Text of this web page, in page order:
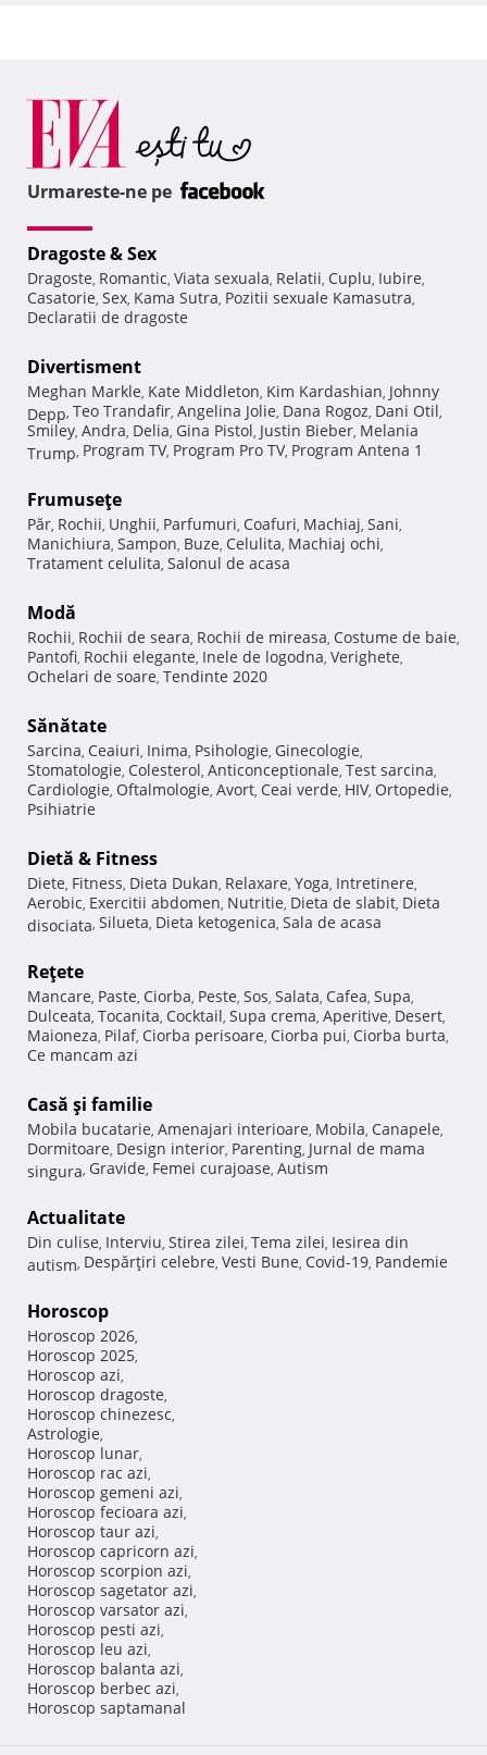
Urmareste-ne pe
Dragoste & Sex
Dragoste, Romantic, Viata sexuala, Relatii, Cuplu, Iubire,
Casatorie, Sex, Kama Sutra, Pozitii sexuale Kamasutra,
Declaratii de dragoste
Divertisment
Meghan Markle, Kate Middleton, Kim Kardashian, Johnny
Depp, Teo Trandafir, Angelina Jolie, Dana Rogoz, Dani Otil,
Smiley, Andra, Delia, Gina Pistol, Justin Bieber, Melania
Trump, Program TV, Program Pro TV, Program Antena 1
Frumuseţe
Păr, Rochii, Unghii, Parfumuri, Coafuri, Machiaj, Sani,
Manichiura, Sampon, Buze, Celulita, Machiaj ochi,
Tratament celulita, Salonul de acasa
Modă
Rochii, Rochii de seara, Rochii de mireasa, Costume de baie,
Pantofi, Rochii elegante, Inele de logodna, Verighete,
Ochelari de soare, Tendinte 2020
Sănătate
Sarcina, Ceaiuri, Inima, Psihologie, Ginecologie,
Stomatologie, Colesterol, Anticonceptionale, Test sarcina,
Cardiologie, Oftalmologie, Avort, Ceai verde, HIV, Ortopedie,
Psihiatrie
Dietă & Fitness
Diete, Fitness, Dieta Dukan, Relaxare, Yoga, Intretinere,
Aerobic, Exercitii abdomen, Nutritie, Dieta de slabit, Dieta
disociata, Silueta, Dieta ketogenica, Sala de acasa
Reţete
Mancare, Paste, Ciorba, Peste, Sos, Salata, Cafea, Supa,
Dulceata, Tocanita, Cocktail, Supa crema, Aperitive, Desert,
Maioneza, Pilaf, Ciorba perisoare, Ciorba pui, Ciorba burta,
Ce mancam azi
Casă şi familie
Mobila bucatarie, Amenajari interioare, Mobila, Canapele,
Dormitoare, Design interior, Parenting, Jurnal de mama
singura, Gravide, Femei curajoase, Autism
Actualitate
Din culise, Interviu, Stirea zilei, Tema zilei, Iesirea din
autism, Despărţiri celebre, Vesti Bune, Covid-19, Pandemie
Horoscop
Horoscop 2026,
Horoscop 2025,
Horoscop azi,
Horoscop dragoste,
Horoscop chinezesc,
Astrologie,
Horoscop lunar,
Horoscop rac azi,
Horoscop gemeni azi,
Horoscop fecioara azi,
Horoscop taur azi,
Horoscop capricorn azi,
Horoscop scorpion azi,
Horoscop sagetator azi,
Horoscop varsator azi,
Horoscop pesti azi,
Horoscop leu azi,
Horoscop balanta azi,
Horoscop berbec azi,
Horoscop saptamanal